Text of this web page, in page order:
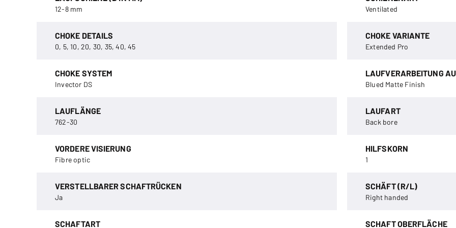
12-8 mm Ventilated
CHOKE DETAILS
0, 5, 10, 20, 30, 35, 40, 45
CHOKE VARIANTE
Extended Pro
CHOKE SYSTEM
Invector DS
LAUFVERARBEITUNG
Blued Matte Finish
LAUFLÄNGE
762-30
LAUFART
Back bore
VORDERE VISIERUNG
Fibre optic
HILFSKORN
1
VERSTELLBARER SCHAFTRÜCKEN
Ja
SCHÄFT (R/L)
Right handed
SCHAFTART SCHAFT OBERFLÄCHE